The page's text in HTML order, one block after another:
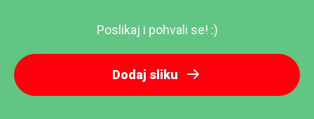
Poslikaj i pohvali se! :)
Dodaj sliku